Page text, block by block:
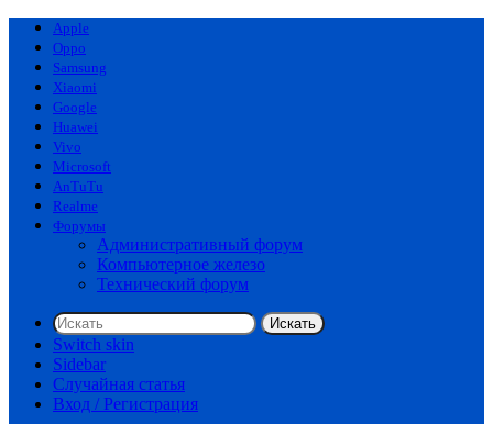
Apple
Oppo
Samsung
Xiaomi
Google
Huawei
Vivo
Microsoft
AnTuTu
Realme
Форумы
Административный форум
Компьютерное железо
Технический форум
Искать
Switch skin
Sidebar
Случайная статья
Вход / Регистрация